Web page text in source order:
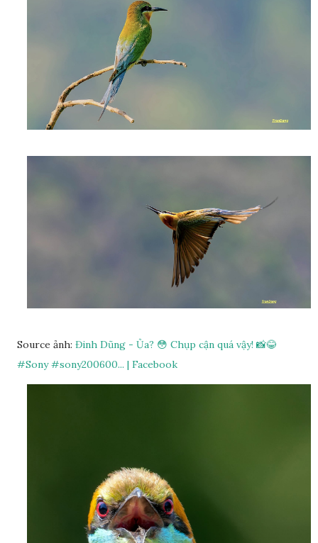
Source ảnh: Đinh Dũng - Ủa? 😳 Chụp cận quá vậy! 📸😂
#Sony #sony200600... | Facebook